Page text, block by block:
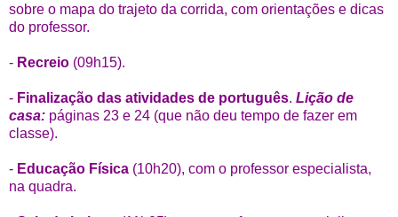
sobre o mapa do trajeto da corrida, com orientações e dicas
do professor.
- Recreio (09h15).
- Finalização das atividades de português. Lição de
casa: páginas 23 e 24 (que não deu tempo de fazer em
classe).
- Educação Física (10h20), com o professor especialista,
na quadra.